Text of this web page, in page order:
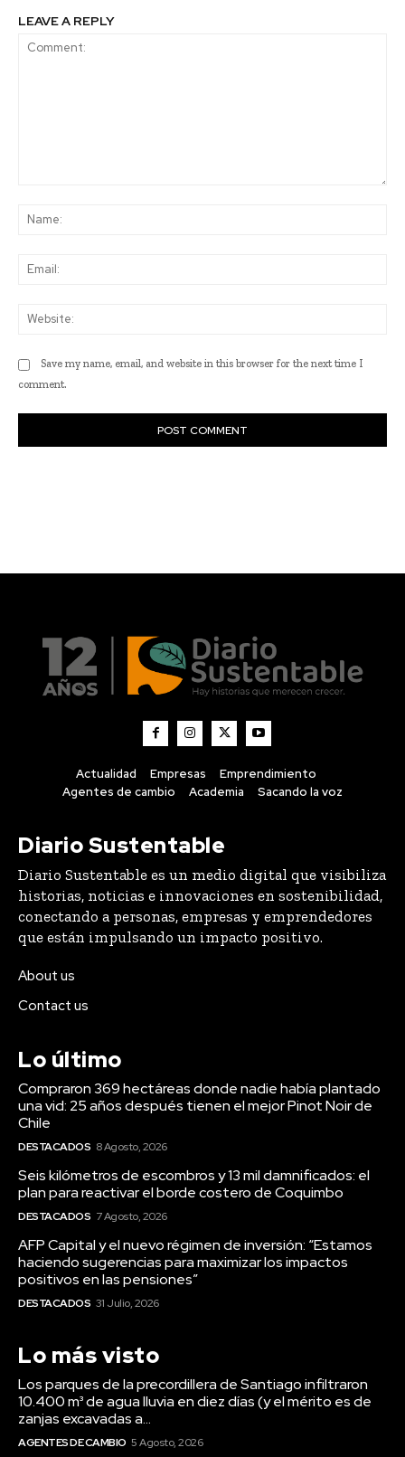
Actualidad Empresas
Emprendimiento
Agentes de cambio
Academia Sacando la voz
Diario Sustentable
Diario Sustentable es un medio digital que visibiliza
historias, noticias e innovaciones en sostenibilidad,
conectando a personas, empresas y emprendedores
que están impulsando un impacto positivo.
About us
Contact us
Lo último
Compraron 369 hectáreas donde nadie había plantado
una vid: 25 años después tienen el mejor Pinot Noir de
Chile
DESTACADOS 8 Agosto, 2026
Seis kilómetros de escombros y 13 mil damnificados: el
plan para reactivar el borde costero de Coquimbo
DESTACADOS 7 Agosto, 2026
AFP Capital y el nuevo régimen de inversión: “Estamos
haciendo sugerencias para maximizar los impactos
positivos en las pensiones”
DESTACADOS 31 Julio, 2026
Lo más visto
Los parques de la precordillera de Santiago infiltraron
10.400 m³ de agua lluvia en diez días (y el mérito es de
zanjas excavadas a...
AGENTES DE CAMBIO 5 Agosto, 2026